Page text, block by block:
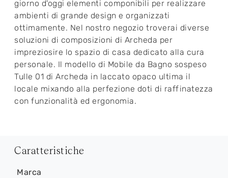
giorno d'oggi elementi componibili per realizzare
ambienti di grande design e organizzati
ottimamente. Nel nostro negozio troverai diverse
soluzioni di composizioni di Archeda per
impreziosire lo spazio di casa dedicato alla cura
personale. Il modello di Mobile da Bagno sospeso
Tulle 01 di Archeda in laccato opaco ultima il
locale mixando alla perfezione doti di raffinatezza
con funzionalità ed ergonomia.
Caratteristiche
Marca